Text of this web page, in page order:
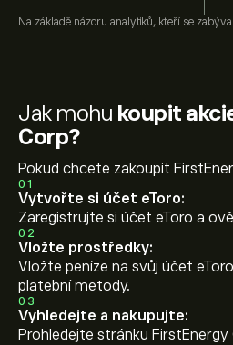
Na základě názoru analytiků, kteří se
Jak mohu koupit
Corp?
Pokud chcete zakoupit
01
Vytvořte si účet eToro:
Zaregistrujte si účet eToro a
02
Vložte prostředky:
Vložte peníze na svůj účet
platební metody.
03
Vyhledejte a nakupujte:
Prohledejte stránku FirstEnergy